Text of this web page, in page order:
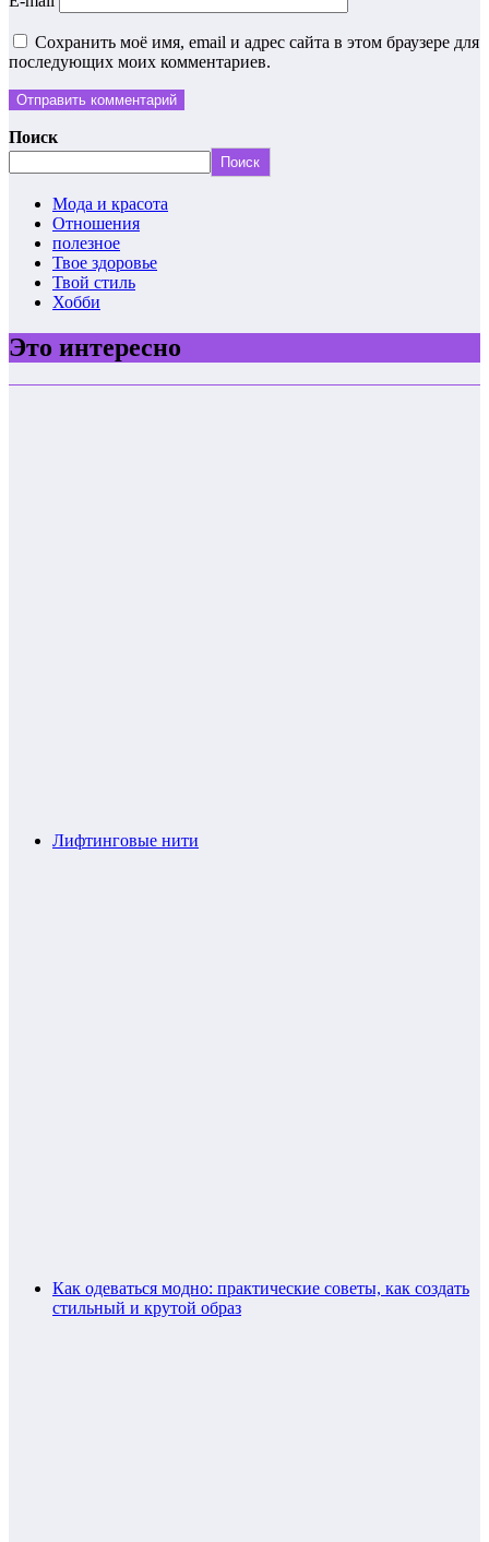
Сохранить моё имя, email и адрес сайта в этом браузере для
последующих моих комментариев.
Поиск
Поиск
Мода и красота
Отношения
полезное
Твое здоровье
Твой стиль
Хобби
Это интересно
Лифтинговые нити
Как одеваться модно: практические советы, как создать
стильный и крутой образ